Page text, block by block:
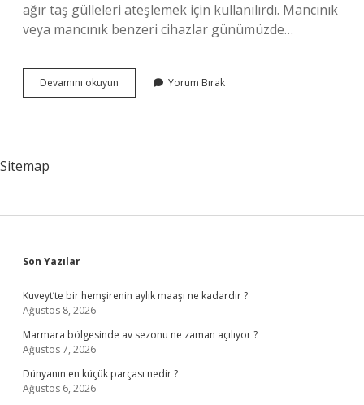
ağır taş gülleleri ateşlemek için kullanılırdı. Mancınık
veya mancınık benzeri cihazlar günümüzde…
Devamını okuyun
Hangi
Yorum Bırak
Sitemap
Sidebar
Son Yazılar
Kuveyt’te bir hemşirenin aylık maaşı ne kadardır ?
Ağustos 8, 2026
Marmara bölgesinde av sezonu ne zaman açılıyor ?
Ağustos 7, 2026
Dünyanın en küçük parçası nedir ?
Ağustos 6, 2026